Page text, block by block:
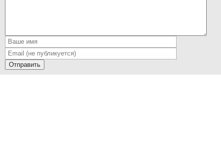
Отправить